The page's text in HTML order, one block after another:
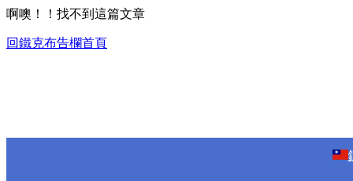
啊噢！！找不到這篇文章
回鐵克布告欄首頁